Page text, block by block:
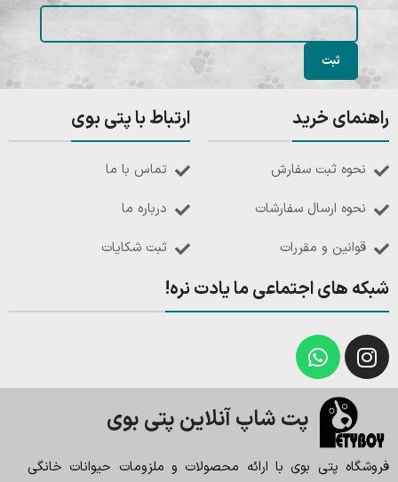
راهنمای خرید
نحوه ثبت سفارش
نحوه ارسال سفارشات
قوانین و مقررات
ارتباط با پتی بوی
تماس با ما
درباره ما
ثبت شکایات
شبکه های اجتماعی ما یادت نره!
پت شاپ آنلاین پتی بوی
فروشگاه پتی بوی با ارائه محصولات و ملزومات حیوانات خانگی